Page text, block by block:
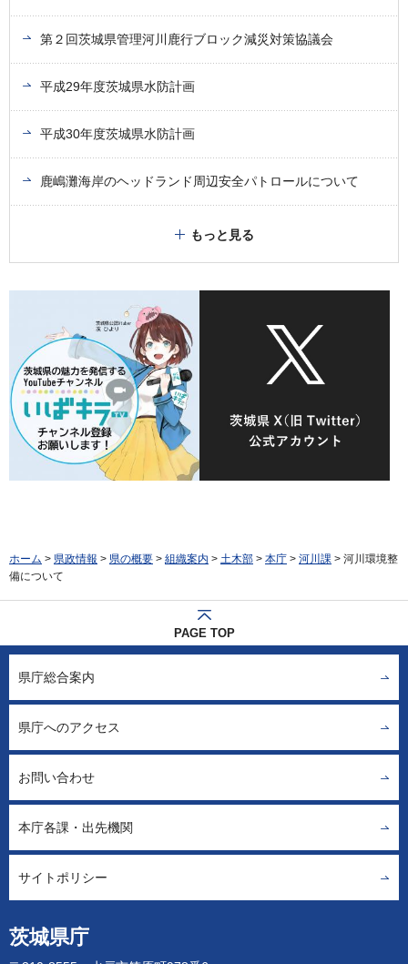
第２回茨城県管理河川鹿行ブロック減災対策協議会
平成29年度茨城県水防計画
平成30年度茨城県水防計画
鹿嶋灘海岸のヘッドランド周辺安全パトロールについて
もっと見る
ホーム > 県政情報 > 県の概要 > 組織案内 > 土木部 > 本庁 > 河川課 > 河川環境整
備について
PAGE TOP
茨城県庁
県庁総合案内
県庁へのアクセス
お問い合わせ
本庁各課・出先機関
サイトポリシー